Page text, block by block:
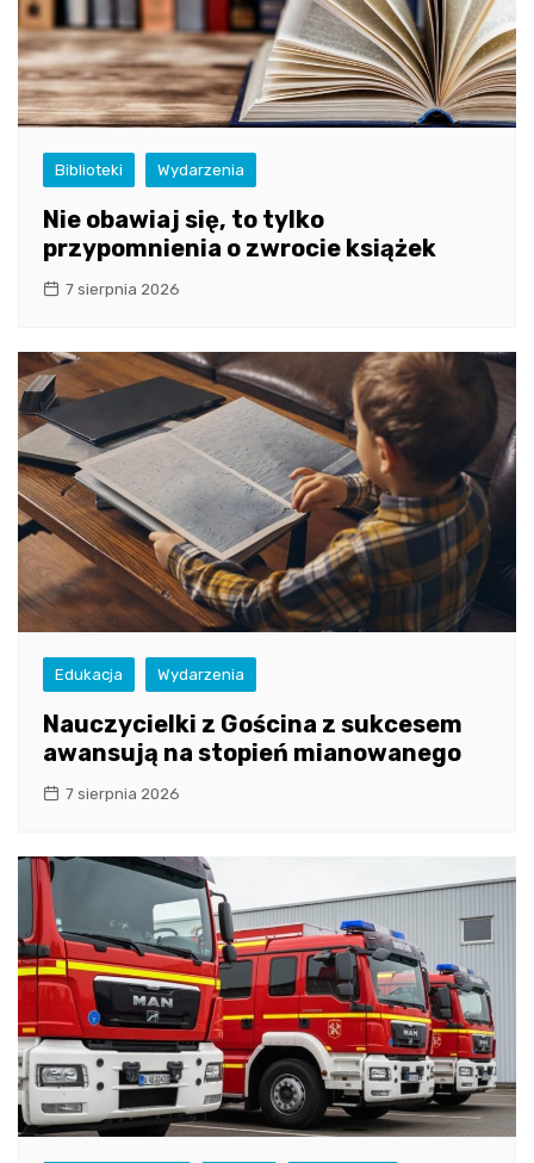
Biblioteki Wydarzenia
Nie obawiaj się, to tylko
przypomnienia o zwrocie książek
7 sierpnia 2026
Edukacja Wydarzenia
Nauczycielki z Gościna z sukcesem
awansują na stopień mianowanego
7 sierpnia 2026